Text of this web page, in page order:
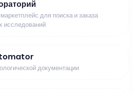
для поиска и заказа
исследований
документации